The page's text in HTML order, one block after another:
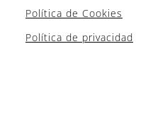
Política de Cookies
Política de privacidad